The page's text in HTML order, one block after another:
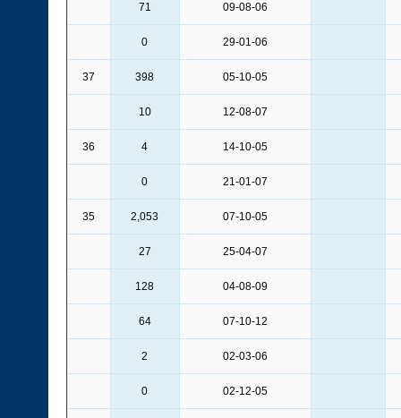
09-08-06
71
29-01-06
0
05-10-05
398
37
12-08-07
10
14-10-05
4
36
21-01-07
0
07-10-05
2,053
35
25-04-07
27
04-08-09
128
07-10-12
64
02-03-06
2
02-12-05
0